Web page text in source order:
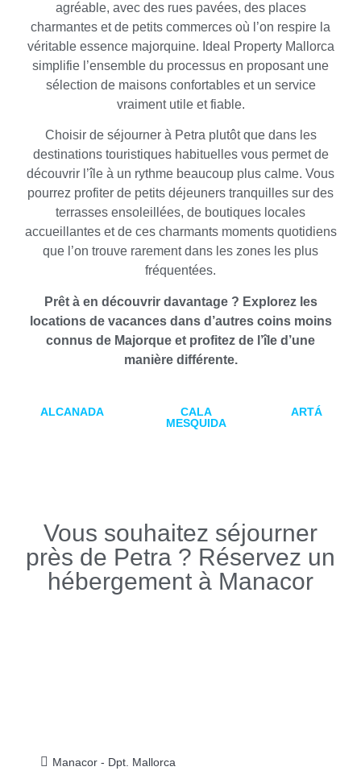
agréable, avec des rues pavées, des places
charmantes et de petits commerces où l’on respire la
véritable essence majorquine. Ideal Property Mallorca
simplifie l’ensemble du processus en proposant une
sélection de maisons confortables et un service
vraiment utile et fiable.
Choisir de séjourner à Petra plutôt que dans les
destinations touristiques habituelles vous permet de
découvrir l’île à un rythme beaucoup plus calme. Vous
pourrez profiter de petits déjeuners tranquilles sur des
terrasses ensoleillées, de boutiques locales
accueillantes et de ces charmants moments quotidiens
que l’on trouve rarement dans les zones les plus
fréquentées.
Prêt à en découvrir davantage ? Explorez les
locations de vacances dans d’autres coins moins
connus de Majorque et profitez de l’île d’une
manière différente.
CALA
MESQUIDA
ARTÁ
ALCANADA
Vous souhaitez séjourner
près de Petra ? Réservez un
hébergement à Manacor
Manacor - Dpt. Mallorca